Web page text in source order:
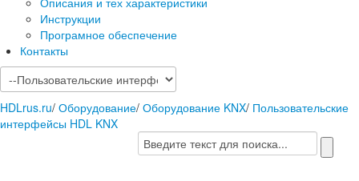
Инструкции
Програмное обеспечение
Контакты
HDLrus.ru/ Оборудование/ Оборудование KNX/ Пользовательские
интерфейсы HDL KNX